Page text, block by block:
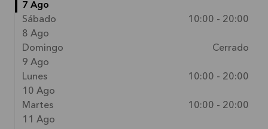
7 Ago
Sábado
8 Ago
10:00 - 20:00
Domingo
9 Ago
Cerrado
Lunes
10 Ago
10:00 - 20:00
Martes
11 Ago
10:00 - 20:00